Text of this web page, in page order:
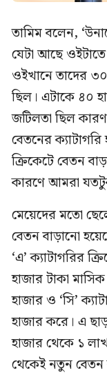
তামিম বলেন,
যেটা আছে
ওইখানে তাদের
ছিল। এটাকে ৪০
জটিলতা ছিল
বেতনের
ক্রিকেটে বেতন
কারণে আমরা
মেয়েদের মতো
বেতন বাড়ানো
‘এ’ ক্যাটাগরির
হাজার টাকা
হাজার ও ‘সি’
হাজার করে। এ
হাজার থেকে ১
থেকেই নতুন বেতন